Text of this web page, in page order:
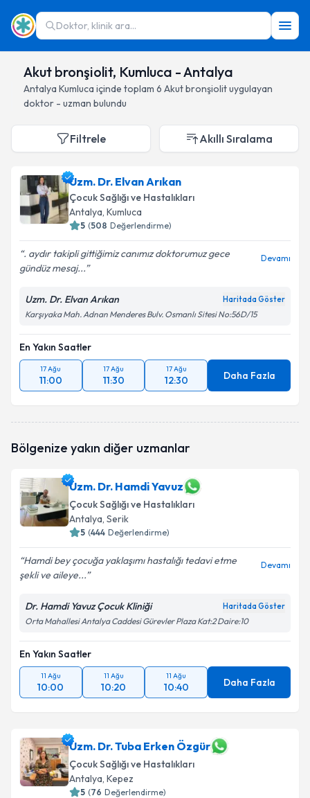
Doktor, klinik ara...
Akut bronşiolit, Kumluca - Antalya
Antalya Kumluca içinde toplam 6 Akut bronşiolituygulayan
doktor - uzman bulundu
Filtrele Akıllı Sıralama
Uzm. Dr. Elvan Arıkan
Çocuk Sağlığı ve Hastalıkları
Antalya, Kumluca
5 (508 Değerlendirme)
. aydır takipli gittiğimiz canımız doktorumuz️ gece
gündüz mesaj...
Devamı
Uzm. Dr. Elvan Arıkan Haritada Göster
Karşıyaka Mah. Adnan Menderes Bulv. Osmanlı Sitesi No:56D/15
En Yakın Saatler
17 Ağu
11:00
17 Ağu
11:30
17 Ağu
12:30 Daha Fazla
Bölgenize yakın diğer uzmanlar
Uzm. Dr. Hamdi Yavuz
Çocuk Sağlığı ve Hastalıkları
Antalya, Serik
5 (444 Değerlendirme)
Hamdi bey çocuğa yaklaşımı hastalığı tedavi etme
şekli ve aileye...
Devamı
Dr. Hamdi Yavuz Çocuk Kliniği Haritada Göster
Orta Mahallesi Antalya Caddesi Gürevler Plaza Kat:2 Daire:10
En Yakın Saatler
11 Ağu
10:00
11 Ağu
10:20
11 Ağu
10:40 Daha Fazla
Uzm. Dr. Tuba Erken Özgür
Çocuk Sağlığı ve Hastalıkları
Antalya, Kepez
5 (76 Değerlendirme)